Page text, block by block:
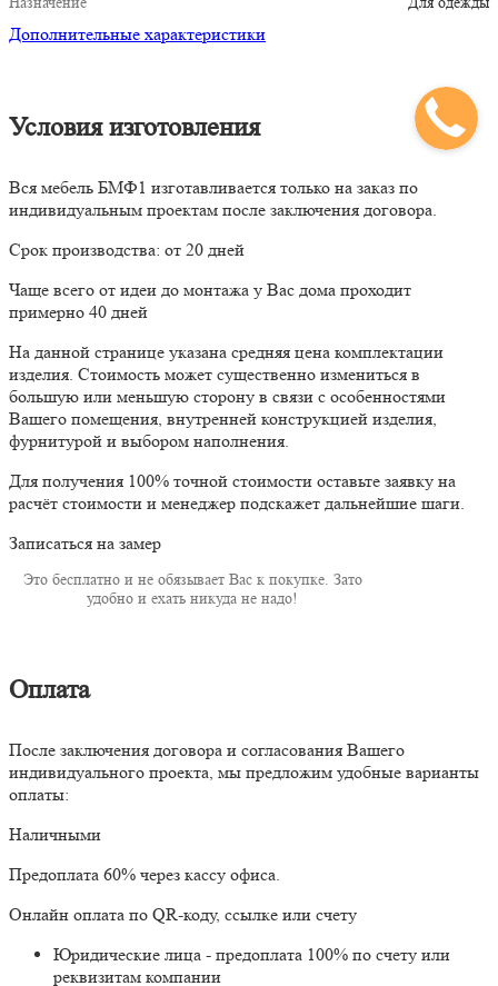
Дополнительные характеристики
Условия изготовления
Вся мебель БМФ1 изготавливается только на заказ по
индивидуальным проектам после заключения договора.
Срок производства: от 20 дней
Чаще всего от идеи до монтажа у Вас дома проходит
примерно 40 дней
На данной странице указана средняя цена комплектации
изделия. Стоимость может существенно измениться в
большую или меньшую сторону в связи с особенностями
Вашего помещения, внутренней конструкцией изделия,
фурнитурой и выбором наполнения.
Для получения 100% точной стоимости оставьте заявку на
расчёт стоимости и менеджер подскажет дальнейшие шаги.
Записаться на замер
Это бесплатно и не обязывает Вас к покупке. Зато
удобно и ехать никуда не надо!
Оплата
После заключения договора и согласования Вашего
индивидуального проекта, мы предложим удобные варианты
оплаты:
Наличными
Предоплата 60% через кассу офиса.
Онлайн оплата по QR-коду, ссылке или счету
Юридические лица - предоплата 100% по счету или
реквизитам компании